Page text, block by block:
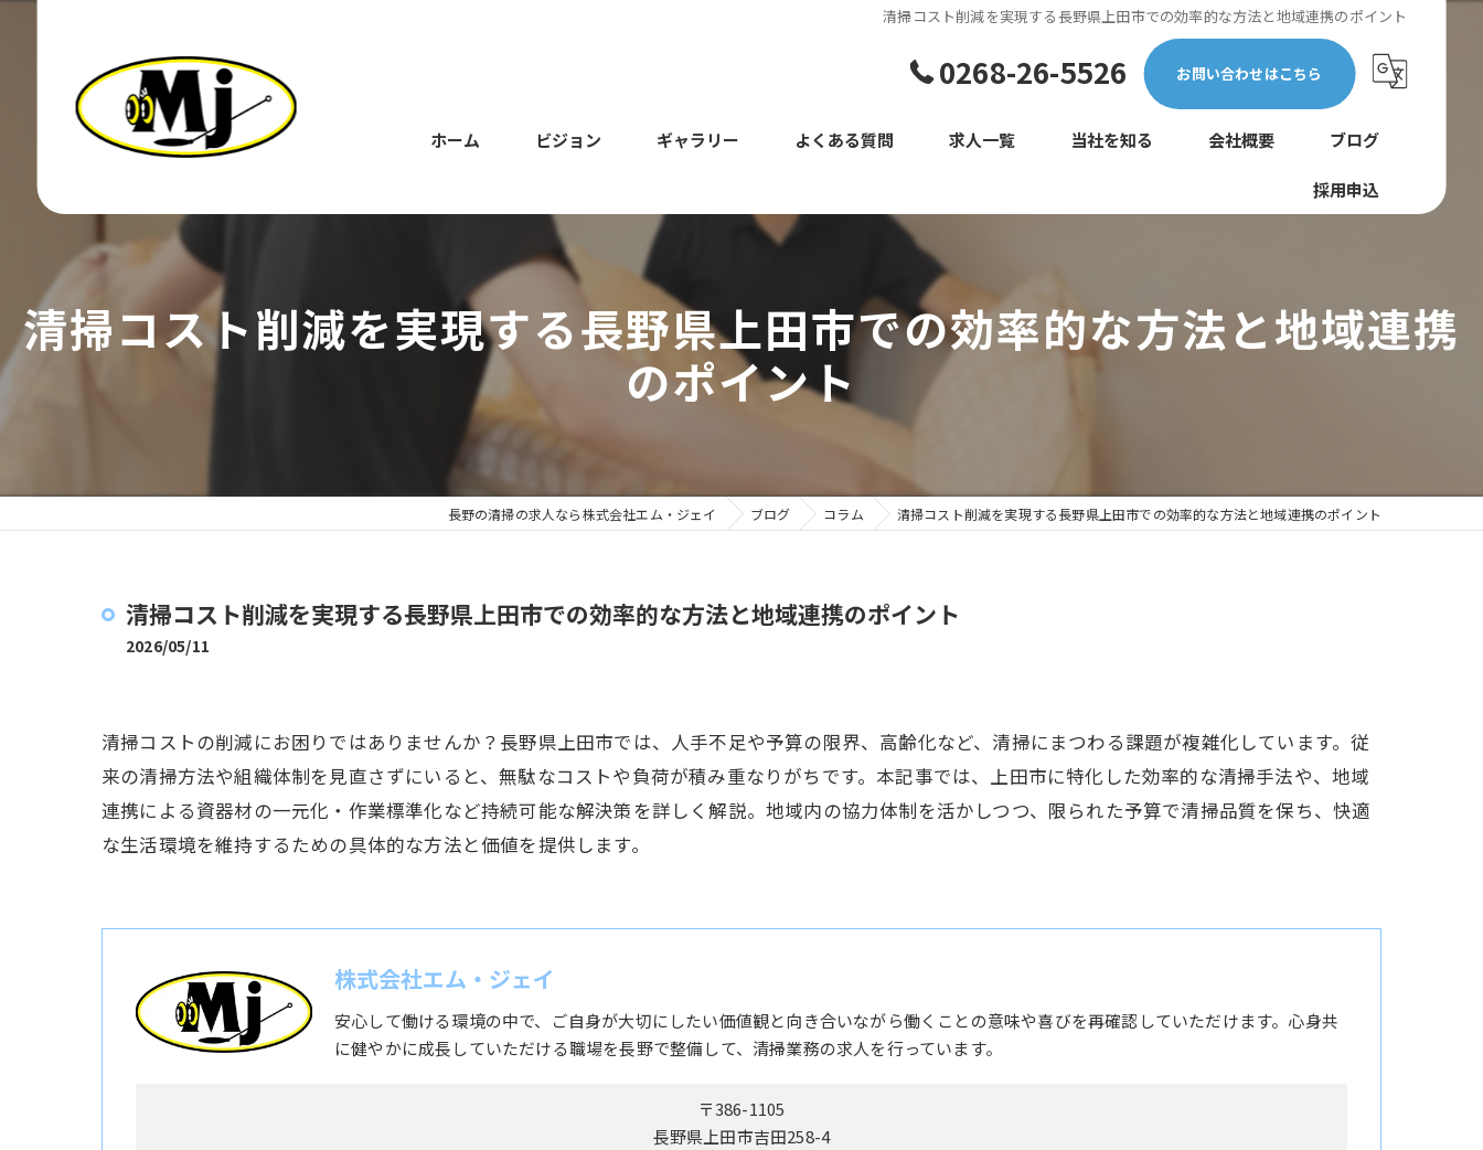
清掃コスト削減を実現する長野県上田市での効率的な方法と地域連携のポイント
0268-26-5526 お問い合わせはこちら
ホーム ビジョン
スタッフ
ギャラリー よくある質問 求人一覧 当社を知る
正社員
転職
会社概要 ブログ
コラム
採用申込
清掃コスト削減を実現する長野県上田市での効率的な方法と地域連携
のポイント
長野の清掃の求人なら株式会社エム・ジェイ ブログ コラム 清掃コスト削減を実現する長野県上田市での効率的な方法と地域連携のポイント
清掃コスト削減を実現する長野県上田市での効率的な方法と地域連携のポイント
2026/05/11
清掃コストの削減にお困りではありませんか？長野県上田市では、人手不足や予算の限界、高齢化など、清掃にまつわる課題が複雑化しています。従
来の清掃方法や組織体制を見直さずにいると、無駄なコストや負荷が積み重なりがちです。本記事では、上田市に特化した効率的な清掃手法や、地域
連携による資器材の一元化・作業標準化など持続可能な解決策を詳しく解説。地域内の協力体制を活かしつつ、限られた予算で清掃品質を保ち、快適
な生活環境を維持するための具体的な方法と価値を提供します。
株式会社エム・ジェイ
安心して働ける環境の中で、ご自身が大切にしたい価値観と向き合いながら働くことの意味や喜びを再確認していただけます。心身共
に健やかに成長していただける職場を長野で整備して、清掃業務の求人を行っています。
〒386-1105
長野県上田市吉田258-4